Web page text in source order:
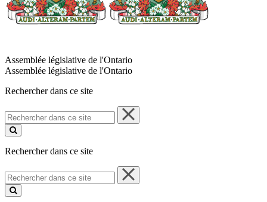
Assemblée législative de l'Ontario
Assemblée législative de l'Ontario
Rechercher dans ce site
Rechercher
dans
ce
Rechercher dans ce site
Rechercher
dans
ce